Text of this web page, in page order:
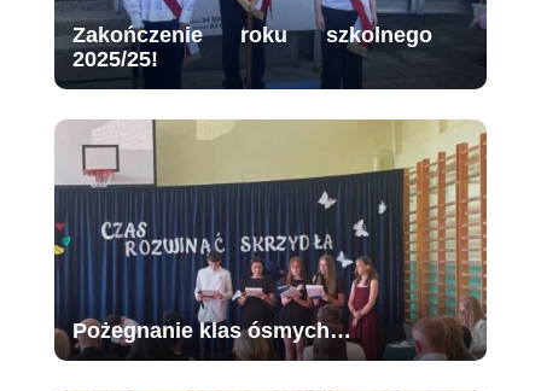
Zakończenie roku szkolnego
2025/25!
Pożegnanie klas ósmych…